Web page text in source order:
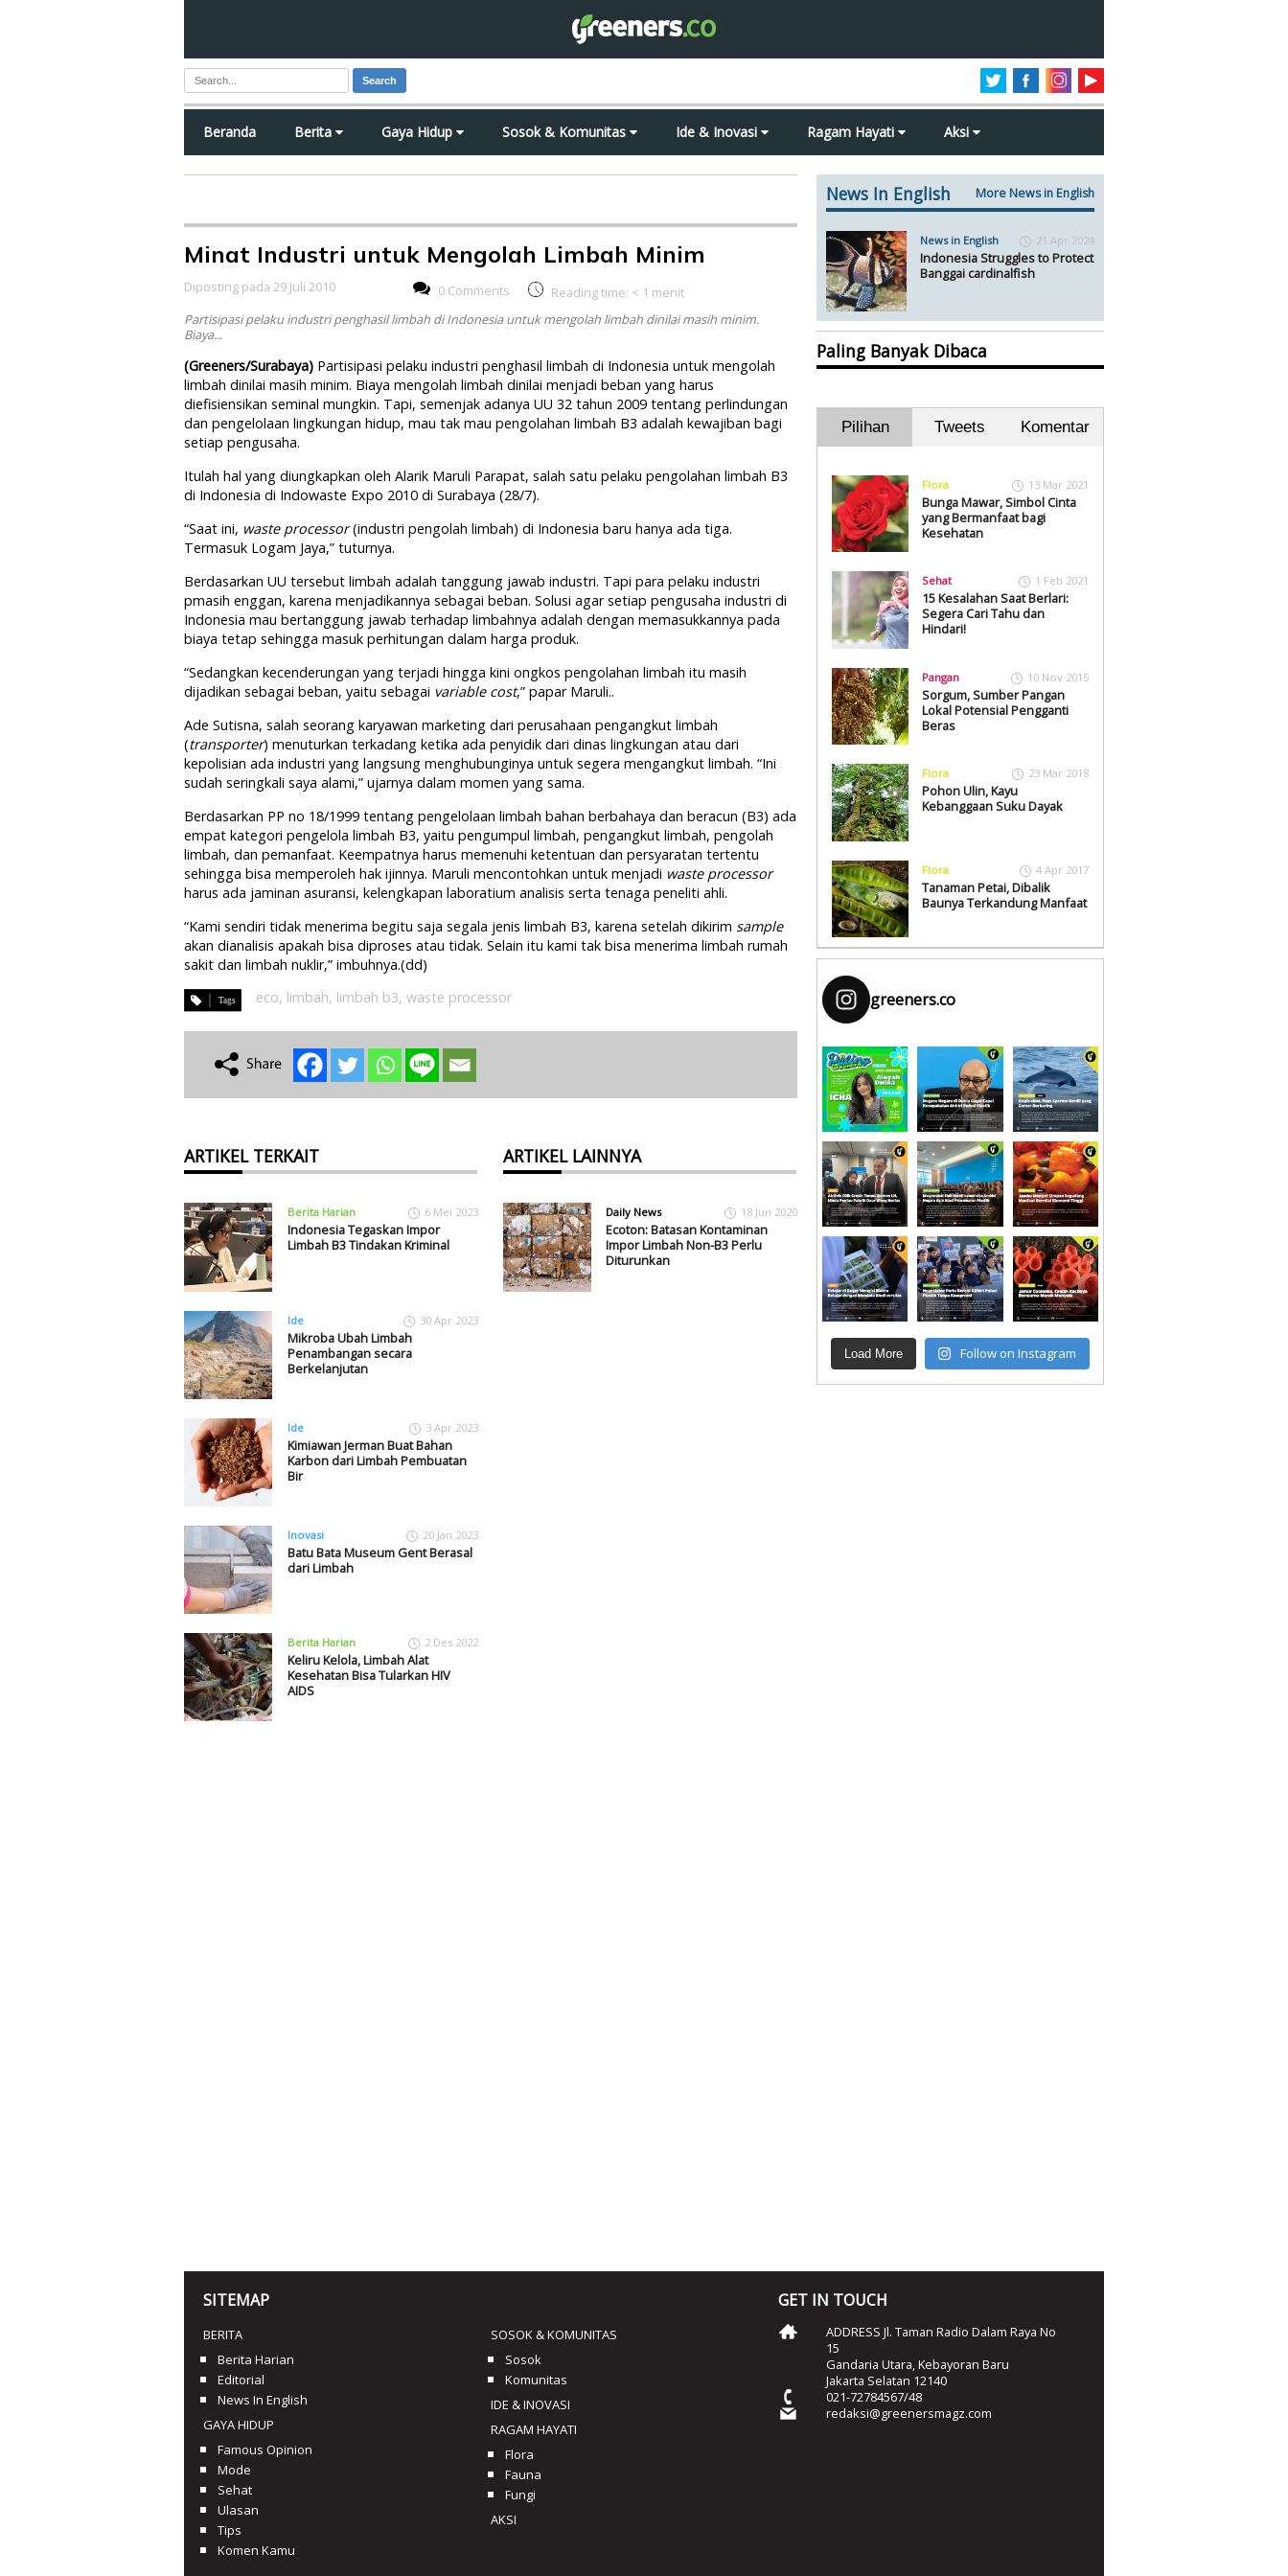
Search
Beranda Berita Gaya Hidup Sosok & Komunitas Ide & Inovasi Ragam Hayati Aksi
Minat Industri untuk Mengolah Limbah Minim
Diposting pada 29 Juli 2010 0 Comments Reading time: < 1 menit
Partisipasi pelaku industri penghasil limbah di Indonesia untuk mengolah limbah dinilai masih minim.
Biaya...
(Greeners/Surabaya) Partisipasi pelaku industri penghasil limbah di Indonesia untuk mengolah
limbah dinilai masih minim. Biaya mengolah limbah dinilai menjadi beban yang harus
diefisiensikan seminal mungkin. Tapi, semenjak adanya UU 32 tahun 2009 tentang perlindungan
dan pengelolaan lingkungan hidup, mau tak mau pengolahan limbah B3 adalah kewajiban bagi
setiap pengusaha.
Itulah hal yang diungkapkan oleh Alarik Maruli Parapat, salah satu pelaku pengolahan limbah B3
di Indonesia di Indowaste Expo 2010 di Surabaya (28/7).
“Saat ini, waste processor(industri pengolah limbah) di Indonesia baru hanya ada tiga.
Termasuk Logam Jaya,” tuturnya.
Berdasarkan UU tersebut limbah adalah tanggung jawab industri. Tapi para pelaku industri
pmasih enggan, karena menjadikannya sebagai beban. Solusi agar setiap pengusaha industri di
Indonesia mau bertanggung jawab terhadap limbahnya adalah dengan memasukkannya pada
biaya tetap sehingga masuk perhitungan dalam harga produk.
“Sedangkan kecenderungan yang terjadi hingga kini ongkos pengolahan limbah itu masih
dijadikan sebagai beban, yaitu sebagai variable cost,” papar Maruli..
Ade Sutisna, salah seorang karyawan marketing dari perusahaan pengangkut limbah
(transporter) menuturkan terkadang ketika ada penyidik dari dinas lingkungan atau dari
kepolisian ada industri yang langsung menghubunginya untuk segera mengangkut limbah. “Ini
sudah seringkali saya alami,” ujarnya dalam momen yang sama.
Berdasarkan PP no 18/1999 tentang pengelolaan limbah bahan berbahaya dan beracun (B3) ada
empat kategori pengelola limbah B3, yaitu pengumpul limbah, pengangkut limbah, pengolah
limbah, dan pemanfaat. Keempatnya harus memenuhi ketentuan dan persyaratan tertentu
sehingga bisa memperoleh hak ijinnya. Maruli mencontohkan untuk menjadi waste processor
harus ada jaminan asuransi, kelengkapan laboratium analisis serta tenaga peneliti ahli.
“Kami sendiri tidak menerima begitu saja segala jenis limbah B3, karena setelah dikirim sample
akan dianalisis apakah bisa diproses atau tidak. Selain itu kami tak bisa menerima limbah rumah
sakit dan limbah nuklir,” imbuhnya.(dd)
eco, limbah, limbah b3, waste processor
ARTIKEL TERKAIT
Berita Harian 6 Mei 2023
Indonesia Tegaskan Impor
Limbah B3 Tindakan Kriminal
Ide 30 Apr 2023
Mikroba Ubah Limbah
Penambangan secara
Berkelanjutan
Ide 3 Apr 2023
Kimiawan Jerman Buat Bahan
Karbon dari Limbah Pembuatan
Bir
Inovasi 20 Jan 2023
Batu Bata Museum Gent Berasal
dari Limbah
Berita Harian 2 Des 2022
Keliru Kelola, Limbah Alat
Kesehatan Bisa Tularkan HIV
AIDS
ARTIKEL LAINNYA
Daily News 18 Jun 2020
Ecoton: Batasan Kontaminan
Impor Limbah Non-B3 Perlu
Diturunkan
News In English More News in English
News in English 21 Apr 2024
Indonesia Struggles to Protect
Banggai cardinalfish
Paling Banyak Dibaca
Pilihan Tweets Komentar
Flora 13 Mar 2021
Bunga Mawar, Simbol Cinta
yang Bermanfaat bagi
Kesehatan
Sehat 1 Feb 2021
15 Kesalahan Saat Berlari:
Segera Cari Tahu dan
Hindari!
Pangan 10 Nov 2015
Sorgum, Sumber Pangan
Lokal Potensial Pengganti
Beras
Flora 23 Mar 2018
Pohon Ulin, Kayu
Kebanggaan Suku Dayak
Flora 4 Apr 2017
Tanaman Petai, Dibalik
Baunya Terkandung Manfaat
greeners.co
Load More Follow on Instagram
SITEMAP
BERITA
Berita Harian
Editorial
News In English
GAYA HIDUP
Famous Opinion
Mode
Sehat
Ulasan
Tips
Komen Kamu
SOSOK & KOMUNITAS
Sosok
Komunitas
IDE & INOVASI
RAGAM HAYATI
Flora
Fauna
Fungi
AKSI
GET IN TOUCH
ADDRESS Jl. Taman Radio Dalam Raya No
15
Gandaria Utara, Kebayoran Baru
Jakarta Selatan 12140
021-72784567/48
redaksi@greenersmagz.com